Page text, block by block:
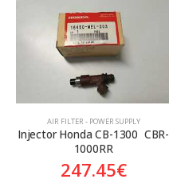
AIR FILTER - POWER SUPPLY
Injector Honda CB-1300  CBR-
1000RR
247.45€